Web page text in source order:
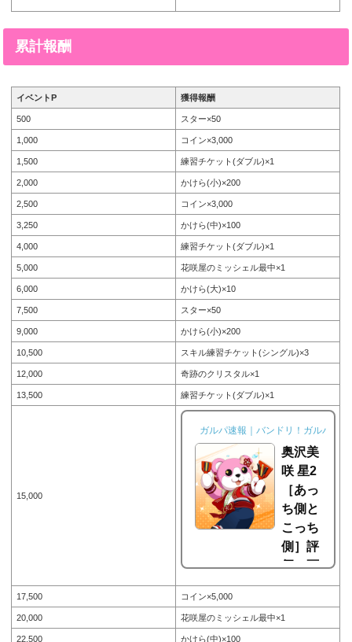
累計報酬
イベントP 獲得報酬
500 スター×50
1,000 コイン×3,000
1,500 練習チケット(ダブル)×1
2,000 かけら(小)×200
2,500 コイン×3,000
3,250 かけら(中)×100
4,000 練習チケット(ダブル)×1
5,000 花咲屋のミッシェル最中×1
6,000 かけら(大)×10
7,500 スター×50
9,000 かけら(小)×200
10,500 スキル練習チケット(シングル)×3
12,000 奇跡のクリスタル×1
13,500 練習チケット(ダブル)×1
15,000
ガルパ速報｜バンドリ！ガルパ攻
奥沢美
咲 星2
［あっ
ち側と
こっち
側］評
価・画
像とス
キルと
特訓エ
17,500 コイン×5,000
20,000 花咲屋のミッシェル最中×1
22,500 かけら(中)×100